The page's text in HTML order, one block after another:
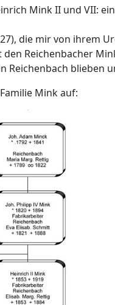
Mink II und VII:
die mir von ihrem
Reichenbacher
Reichenbach blieben
Mink auf: